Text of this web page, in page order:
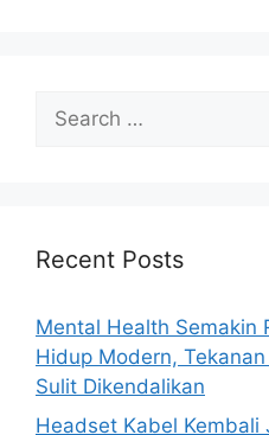
h
r
:
Recent Posts
Mental Health Semakin
Hidup Modern,
Sulit Dikendalikan
Headset Kabel Kembali